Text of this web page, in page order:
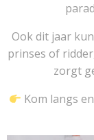
Ook dit jaar
prinses of
zorgt
Kom langs